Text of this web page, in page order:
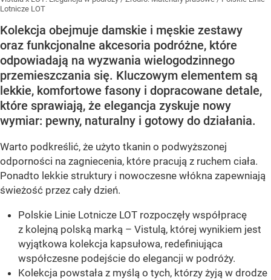
Lotnicze LOT
Kolekcja obejmuje damskie i męskie zestawy
oraz funkcjonalne akcesoria podróżne, które
odpowiadają na wyzwania wielogodzinnego
przemieszczania się. Kluczowym elementem są
lekkie, komfortowe fasony i dopracowane detale,
które sprawiają, że elegancja zyskuje nowy
wymiar: pewny, naturalny i gotowy do działania.
Warto podkreślić, że użyto tkanin o podwyższonej
odporności na zagniecenia, które pracują z ruchem ciała.
Ponadto lekkie struktury i nowoczesne włókna zapewniają
świeżość przez cały dzień.
Polskie Linie Lotnicze LOT rozpoczęły współpracę
z kolejną polską marką – Vistulą, której wynikiem jest
wyjątkowa kolekcja kapsułowa, redefiniująca
współczesne podejście do elegancji w podróży.
Kolekcja powstała z myślą o tych, którzy żyją w drodze